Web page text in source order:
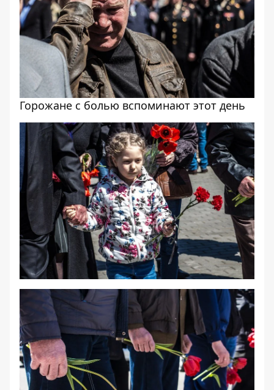
Горожане с болью вспоминают этот день